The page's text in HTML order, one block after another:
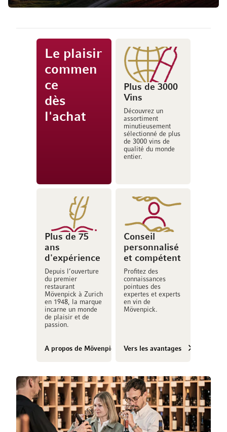
Le plaisir
commen
ce
dès
l'achat
Plus de 3000
Vins
Découvrez un
assortiment
minutieusement
sélectionné de plus
de 3000 vins de
qualité du monde
entier.
Plus de 75
ans
d'expérience
Depuis l’ouverture
du premier
restaurant
Mövenpick à Zurich
en 1948, la marque
incarne un monde
de plaisir et de
passion.
A propos de Mövenpick Vins
Conseil
personnalisé
et compétent
Profitez des
connaissances
pointues des
expertes et experts
en vin de
Mövenpick.
Vers les avantages